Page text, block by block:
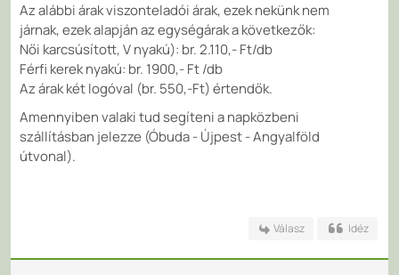
Az alábbi árak viszonteladói árak, ezek nekünk nem
járnak, ezek alapján az egységárak a következők:
Női karcsúsított, V nyakú): br. 2.110,- Ft/db
Férfi kerek nyakú: br. 1900,- Ft /db
Az árak két logóval (br. 550,-Ft) értendők.
Amennyiben valaki tud segíteni a napközbeni
szállításban jelezze (Óbuda - Újpest - Angyalföld
útvonal).
Válasz Idéz